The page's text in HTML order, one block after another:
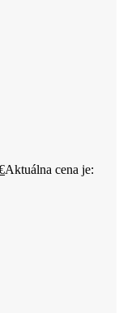
Aktuálna cena je: